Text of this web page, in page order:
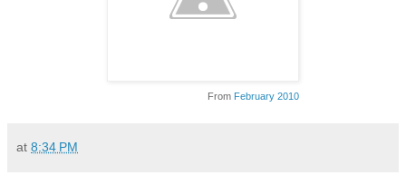
From February 2010
at 8:34 PM